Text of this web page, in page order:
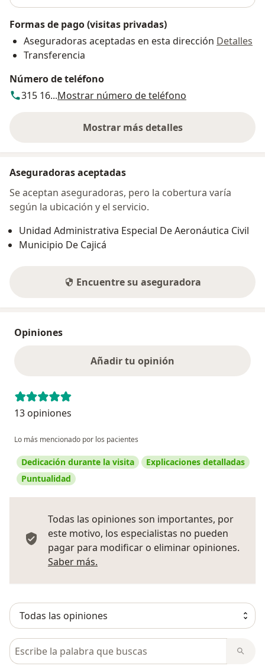
Formas de pago (visitas privadas)
Aseguradoras aceptadas en esta dirección Detalles
Transferencia
Número de teléfono
315 16...Mostrar número de teléfono
Mostrar más detalles
sobre la dirección
Aseguradoras aceptadas
Se aceptan aseguradoras, pero la cobertura varía
según la ubicación y el servicio.
Unidad Administrativa Especial De Aeronáutica Civil
Municipio De Cajicá
Encuentre su aseguradora
Opiniones
Añadir tu opinión
13 opiniones
Lo más mencionado por los pacientes
Dedicación durante la visita
Explicaciones detalladas
Puntualidad
Todas las opiniones son importantes, por
este motivo, los especialistas no pueden
pagar para modificar o eliminar opiniones.
Saber más.
Busca en opiniones